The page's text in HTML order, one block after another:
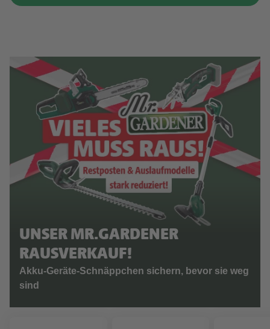
UNSER MR.GARDENER
RAUSVERKAUF!
Akku-Geräte-Schnäppchen sichern, bevor sie weg
sind